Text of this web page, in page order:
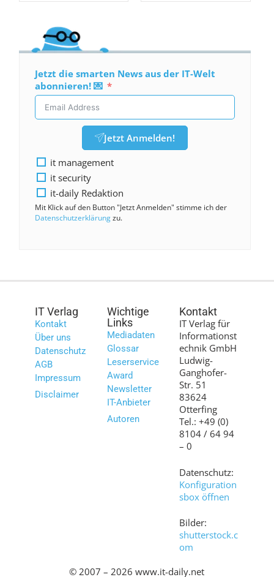
Jetzt die smarten News aus der IT-Welt
abonnieren! 💌
Jetzt Anmelden!
it management
it security
it-daily Redaktion
Mit Klick auf den Button "Jetzt Anmelden" stimme ich der
Datenschutzerklärungzu.
IT Verlag
Kontakt
Über uns
Datenschutz
AGB
Impressum
Disclaimer
Wichtige
Links
Mediadaten
Glossar
Leserservice
Award
Newsletter
IT-Anbieter
Autoren
Kontakt
IT Verlag für
Informationst
echnik GmbH
Ludwig-
Ganghofer-
Str. 51
83624
Otterfing
Tel.: +49 (0)
8104 / 64 94
– 0
Datenschutz:
Konfiguration
sbox öffnen
Bilder:
shutterstock.c
om
© 2007 – 2026 www.it-daily.net